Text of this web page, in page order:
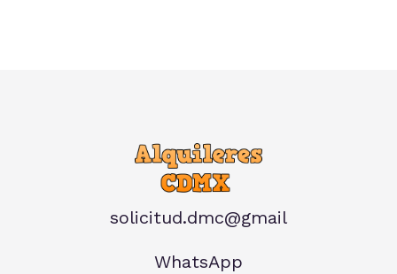
solicitud.dmc@gmail
WhatsApp